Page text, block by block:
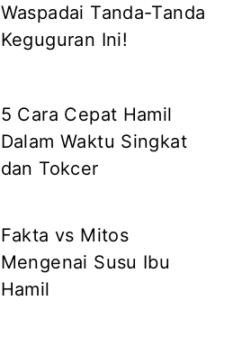
Waspadai Tanda-Tanda
Keguguran Ini!
5 Cara Cepat Hamil
Dalam Waktu Singkat
dan Tokcer
Fakta vs Mitos
Mengenai Susu Ibu
Hamil